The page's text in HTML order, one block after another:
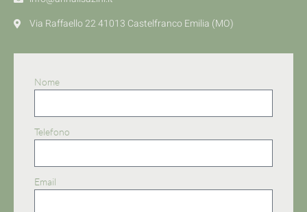
Via Raffaello 22 41013 Castelfranco Emilia (MO)
Nome
Telefono
Email